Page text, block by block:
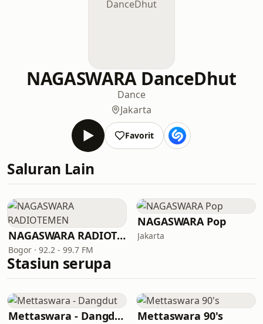
NAGASWARA DanceDhut
Dance
Jakarta
Favorit
Saluran Lain
NAGASWARA RADIOTEMEN
Bogor · 92.2 - 99.7 FM
NAGASWARA Pop
Jakarta
Stasiun serupa
Mettaswara - Dangdut Mettaswara 90's